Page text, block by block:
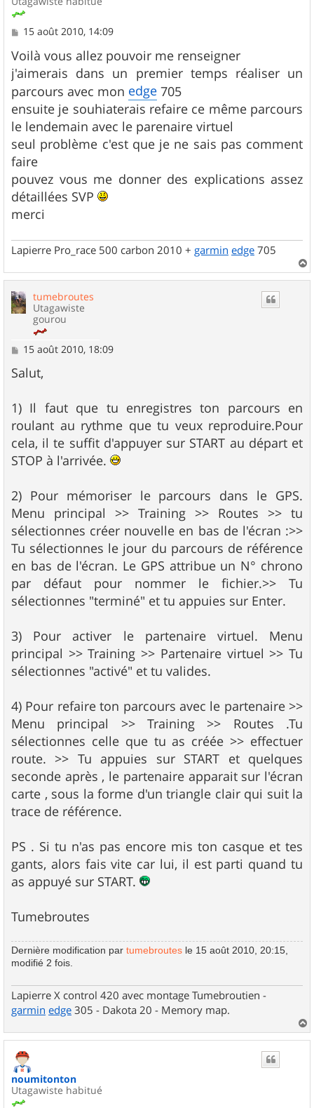
M
s
s
a
g
e
15 août 2010, 14:09
Voilà vous allez pouvoir me renseigner
j'aimerais dans un premier temps réaliser un
parcours avec mon edge 705
ensuite je souhiaterais refaire ce même parcours
le lendemain avec le parenaire virtuel
seul problème c'est que je ne sais pas comment
faire
pouvez vous me donner des explications assez
détaillées SVP
merci
Lapierre Pro_race 500 carbon 2010 + garmin edge 705
a
tumebroutes
Utagawiste
gourou
M
s
s
g
e
15 août 2010, 18:09
Salut,
1) Il faut que tu enregistres ton parcours en
roulant au rythme que tu veux reproduire.Pour
cela, il te suffit d'appuyer sur START au départ et
STOP à l'arrivée.
2) Pour mémoriser le parcours dans le GPS.
Menu principal >> Training >> Routes >> tu
sélectionnes créer nouvelle en bas de l'écran :>>
Tu sélectionnes le jour du parcours de référence
en bas de l'écran. Le GPS attribue un N° chrono
par défaut pour nommer le fichier.>> Tu
sélectionnes "terminé" et tu appuies sur Enter.
3) Pour activer le partenaire virtuel. Menu
principal >> Training >> Partenaire virtuel >> Tu
sélectionnes "activé" et tu valides.
4) Pour refaire ton parcours avec le partenaire >>
Menu principal >> Training >> Routes .Tu
sélectionnes celle que tu as créée >> effectuer
route. >> Tu appuies sur START et quelques
seconde après , le partenaire apparait sur l'écran
carte , sous la forme d'un triangle clair qui suit la
trace de référence.
PS . Si tu n'as pas encore mis ton casque et tes
gants, alors fais vite car lui, il est parti quand tu
as appuyé sur START.
Tumebroutes
Dernière modification par tumebroutes le 15 août 2010, 20:15,
modifié 2 fois.
Lapierre X control 420 avec montage Tumebroutien -
garmin edge 305 - Dakota 20 - Memory map.
a
noumitonton
Utagawiste habitué